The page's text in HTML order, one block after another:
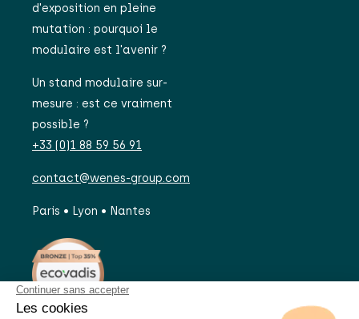
d'exposition en pleine
mutation : pourquoi le
modulaire est l'avenir ?
Un stand modulaire sur-
mesure : est ce vraiment
possible ?
+33 (0)1 88 59 56 91
contact@wenes-group.com
Paris • Lyon • Nantes